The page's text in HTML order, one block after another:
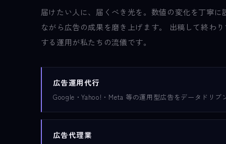
届けたい人に、届くべき光を。数値の変化を丁寧
ながら広告の成果を磨き上げます。 出稿して終わ
する運用が私たちの流儀です。
広告運用代行
Google・Yahoo!・Meta 等の運用型広告をデータドリブ
広告代理業